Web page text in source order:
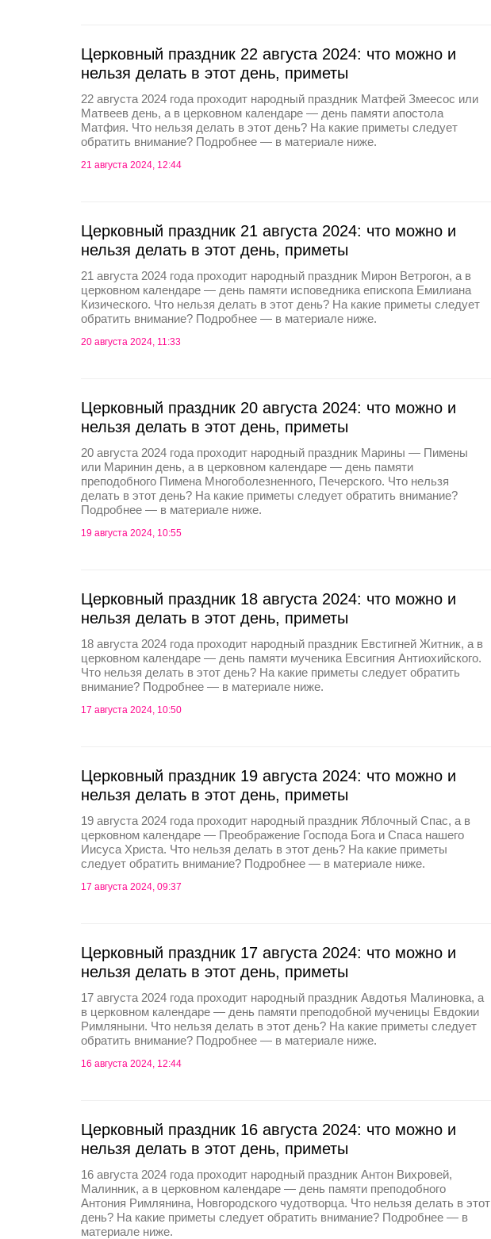
Церковный праздник 22 августа 2024: что можно и
нельзя делать в этот день, приметы
22 августа 2024 года проходит народный праздник Матфей Змеесос или
Матвеев день, а в церковном календаре — день памяти апостола
Матфия. Что нельзя делать в этот день? На какие приметы следует
обратить внимание? Подробнее — в материале ниже.
21 августа 2024, 12:44
Церковный праздник 21 августа 2024: что можно и
нельзя делать в этот день, приметы
21 августа 2024 года проходит народный праздник Мирон Ветрогон, а в
церковном календаре — день памяти исповедника епископа Емилиана
Кизического. Что нельзя делать в этот день? На какие приметы следует
обратить внимание? Подробнее — в материале ниже.
20 августа 2024, 11:33
Церковный праздник 20 августа 2024: что можно и
нельзя делать в этот день, приметы
20 августа 2024 года проходит народный праздник Марины — Пимены
или Маринин день, а в церковном календаре — день памяти
преподобного Пимена Многоболезненного, Печерского. Что нельзя
делать в этот день? На какие приметы следует обратить внимание?
Подробнее — в материале ниже.
19 августа 2024, 10:55
Церковный праздник 18 августа 2024: что можно и
нельзя делать в этот день, приметы
18 августа 2024 года проходит народный праздник Евстигней Житник, а в
церковном календаре — день памяти мученика Евсигния Антиохийского.
Что нельзя делать в этот день? На какие приметы следует обратить
внимание? Подробнее — в материале ниже.
17 августа 2024, 10:50
Церковный праздник 19 августа 2024: что можно и
нельзя делать в этот день, приметы
19 августа 2024 года проходит народный праздник Яблочный Спас, а в
церковном календаре — Преображение Господа Бога и Спаса нашего
Иисуса Христа. Что нельзя делать в этот день? На какие приметы
следует обратить внимание? Подробнее — в материале ниже.
17 августа 2024, 09:37
Церковный праздник 17 августа 2024: что можно и
нельзя делать в этот день, приметы
17 августа 2024 года проходит народный праздник Авдотья Малиновка, а
в церковном календаре — день памяти преподобной мученицы Евдокии
Римляныни. Что нельзя делать в этот день? На какие приметы следует
обратить внимание? Подробнее — в материале ниже.
16 августа 2024, 12:44
Церковный праздник 16 августа 2024: что можно и
нельзя делать в этот день, приметы
16 августа 2024 года проходит народный праздник Антон Вихровей,
Малинник, а в церковном календаре — день памяти преподобного
Антония Римлянина, Новгородского чудотворца. Что нельзя делать в этот
день? На какие приметы следует обратить внимание? Подробнее — в
материале ниже.